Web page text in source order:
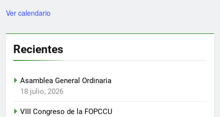
Ver calendario
Recientes
Asamblea General Ordinaria
18 julio, 2026
VIII Congreso de la FOPCCU